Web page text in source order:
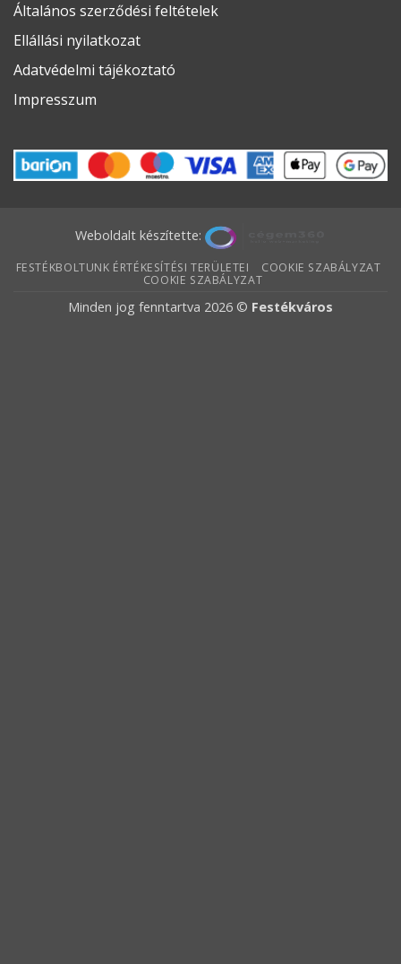
Általános szerződési feltételek
Ellállási nyilatkozat
Adatvédelmi tájékoztató
Impresszum
Weboldalt készítette:
FESTÉKBOLTUNK ÉRTÉKESÍTÉSI TERÜLETEI
COOKIE SZABÁLYZAT
COOKIE SZABÁLYZAT
Minden jog fenntartva 2026 © Festékváros